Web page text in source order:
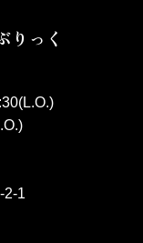
りっく
2-1